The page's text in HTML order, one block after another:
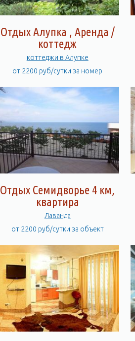
Отдых Алупка , Аренда /
коттедж
коттеджи в Алупке
от 2200 руб/сутки за номер
Отдых Семидворье 4 км,
квартира
Лаванда
от 2200 руб/сутки за объект